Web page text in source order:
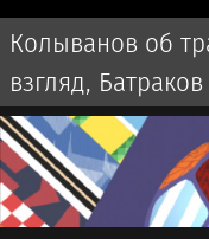
Колыванов об
взгляд,
чемпионат